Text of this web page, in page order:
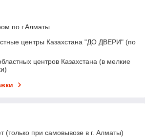
по г.Алматы
центры Казахстана "ДО ДВЕРИ" (по
центров Казахстана (в мелкие
(только при самовывозе в г. Алматы)